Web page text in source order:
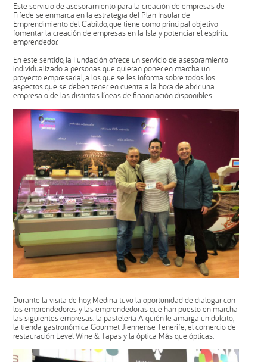
Este servicio de asesoramiento para la creación de empresas de
Fifede se enmarca en la estrategia del Plan Insular de
Emprendimiento del Cabildo, que tiene como principal objetivo
fomentar la creación de empresas en la Isla y potenciar el espíritu
emprendedor.
En este sentido, la Fundación ofrece un servicio de asesoramiento
individualizado a personas que quieran poner en marcha un
proyecto empresarial, a los que se les informa sobre todos los
aspectos que se deben tener en cuenta a la hora de abrir una
empresa o de las distintas líneas de financiación disponibles.
Durante la visita de hoy, Medina tuvo la oportunidad de dialogar con
los emprendedores y las emprendedoras que han puesto en marcha
las siguientes empresas: la pastelería A quién le amarga un dulcito;
la tienda gastronómica Gourmet Jiennense Tenerife; el comercio de
restauración Level Wine & Tapas y la óptica Más que ópticas.